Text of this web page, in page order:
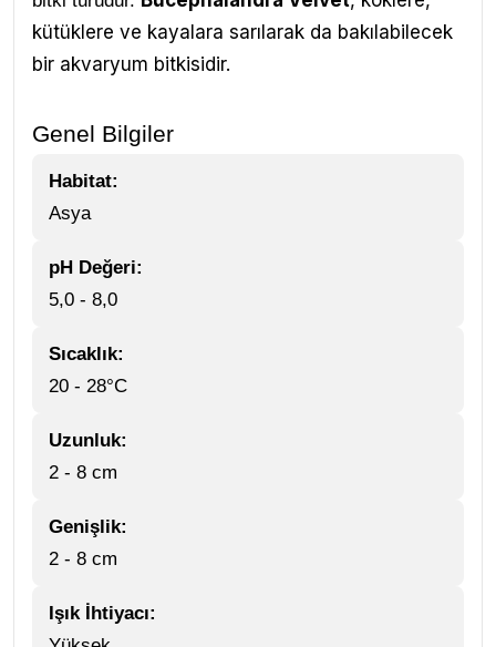
kütüklere ve kayalara sarılarak da bakılabilecek
bir akvaryum bitkisidir.
Genel Bilgiler
Habitat:
Asya
pH Değeri:
5,0 - 8,0
Sıcaklık:
20 - 28°C
Uzunluk:
2 - 8 cm
Genişlik:
2 - 8 cm
Işık İhtiyacı: